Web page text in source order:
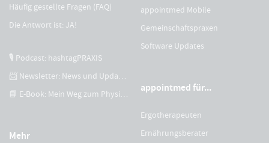
Häufig gestellte Fragen (FAQ)
Die Antwort ist: JA!
🎙 Podcast: hashtagPRAXIS
📨 Newsletter: News und Updates
📘 E-Book: Mein Weg zum Physiotherapeuten
Mehr
appointmed Mobile
Gemeinschaftspraxen
Software Updates
appointmed für...
Ergotherapeuten
Ernährungsberater